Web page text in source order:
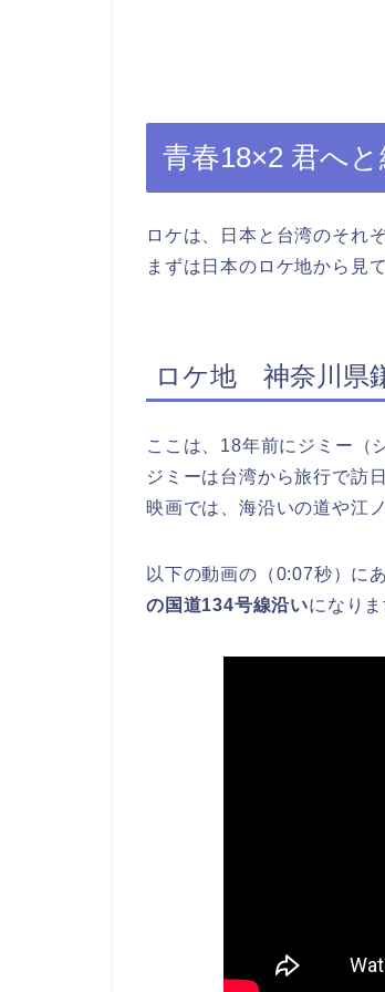
青春18×2 君へ
ロケは、日本と台湾のそれ
まずは日本のロケ地から見
ロケ地 神奈川県
ここは、18年前にジミー（
ジミーは台湾から旅行で訪
映画では、海沿いの道や江
以下の動画の（0:07秒）に
の国道134号線沿いになりま